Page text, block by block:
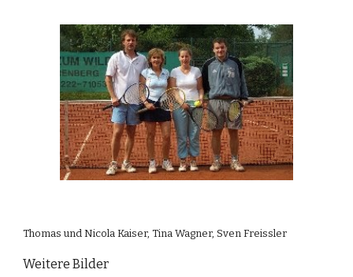
Thomas und Nicola Kaiser, Tina Wagner, Sven Freissler
Weitere Bilder